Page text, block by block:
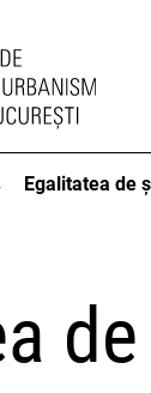
Egalitatea de